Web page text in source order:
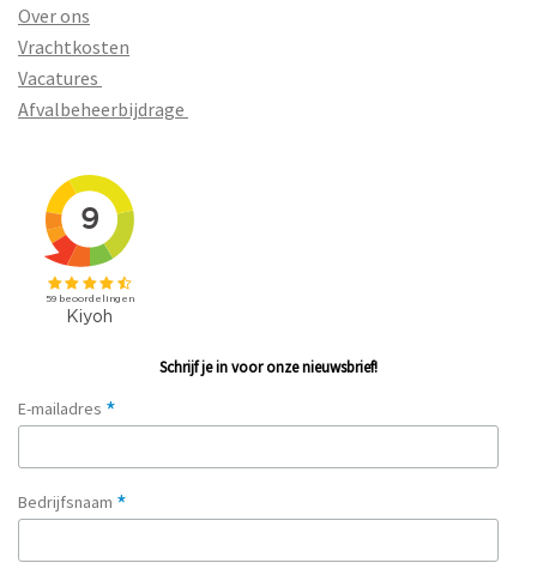
Over ons
Vrachtkosten
Vacatures
Afvalbeheerbijdrage
Schrijf je in voor onze nieuwsbrief!
E-mailadres *
Bedrijfsnaam *